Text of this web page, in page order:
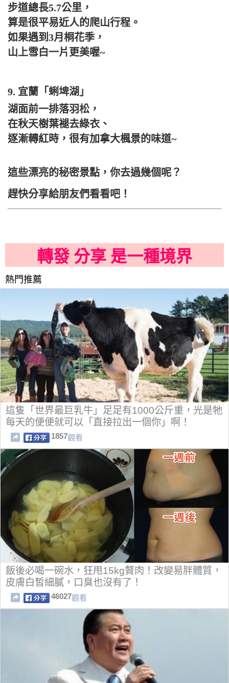
步道總長5.7公里，
算是很平易近人的爬山行程。
如果遇到3月桐花季，
山上雪白一片更美喔~
9. 宜蘭「蜊埤湖」
湖面前一排落羽松，
在秋天樹葉褪去綠衣、
逐漸轉紅時，很有加拿大楓景的味道~
這些漂亮的秘密景點，你去過幾個呢？
趕快分享給朋友們看看吧！
轉發 分享 是一種境界
熱門推薦
這隻「世界最巨乳牛」足足有1000公斤重，光是牠
每天的便便就可以「直接拉出一個你」啊！
1857觀看
飯後必喝一碗水，狂甩15kg贅肉！改變易胖體質，
皮膚白皙細膩，口臭也沒有了！
46027觀看